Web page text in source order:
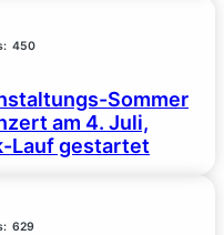
450
Sommer
am 4. Juli,
Lauf gestartet
629